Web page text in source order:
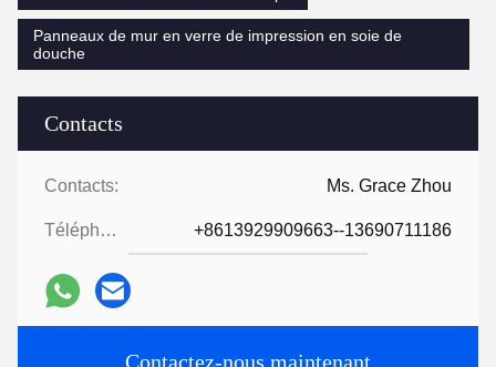
Contacts
Contacts: Ms. Grace Zhou
Téléphone: +8613929909663--13690711186
Contactez-nous maintenant
Panneaux de mur en verre de impression en soie de
douche